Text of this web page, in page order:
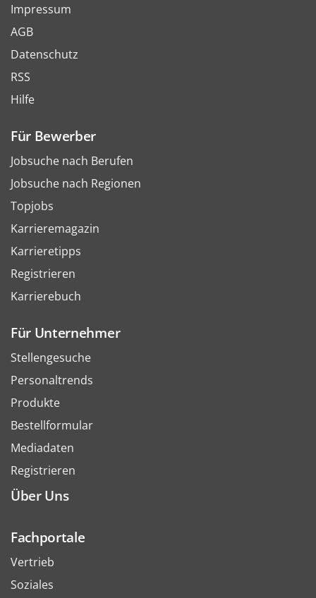
Impressum
AGB
Datenschutz
RSS
Hilfe
Für Bewerber
Jobsuche nach Berufen
Jobsuche nach Regionen
Topjobs
Karrieremagazin
Karrieretipps
Registrieren
Karrierebuch
Für Unternehmer
Stellengesuche
Personaltrends
Produkte
Bestellformular
Mediadaten
Registrieren
Über Uns
Fachportale
Vertrieb
Soziales